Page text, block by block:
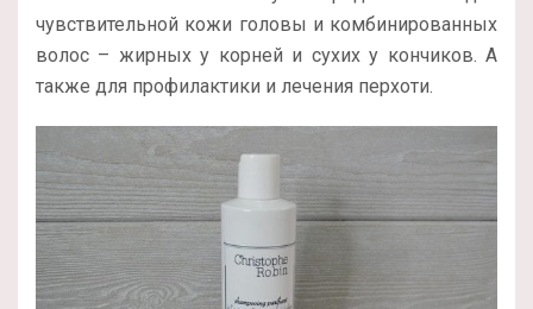
чувствительной кожи головы и комбинированных
волос – жирных у корней и сухих у кончиков. А
также для профилактики и лечения перхоти.